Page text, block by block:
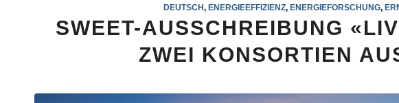
DEUTSCH, ENERGIEEFFIZIENZ, ENERGIEFORSCHUNG,
SWEET-AUSSCHREIBUNG
ZWEI KONSORTIEN